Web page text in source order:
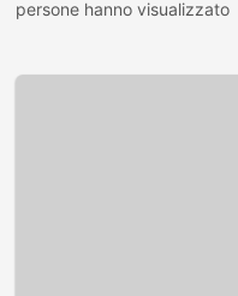
persone hanno visualizzato